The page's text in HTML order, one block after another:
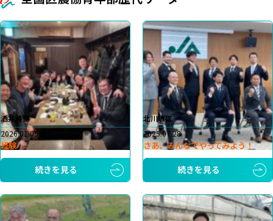
洒井雅博
2026.01.05
経験
続きを見る
北川敏匡
2025.07.28
さあ、みんなでやってみよう！
続きを見る